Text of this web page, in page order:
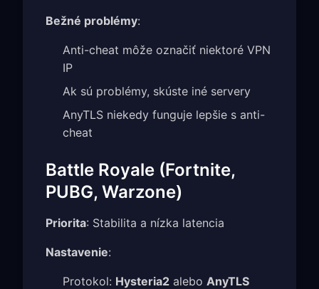
Bežné problémy:
Anti-cheat môže označiť niektoré VPN
IP
Ak sú problémy, skúste iné servery
AnyTLS niekedy funguje lepšie s anti-
cheat
Battle Royale (Fortnite,
PUBG, Warzone)
Priorita: Stabilita a nízka latencia
Nastavenie:
Protokol: Hysteria2 alebo AnyTLS